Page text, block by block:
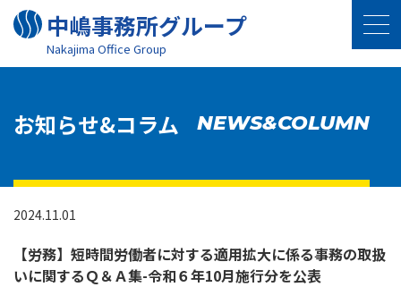
中嶋事務所グループ
Nakajima Oﬃce Group
お知らせ&コラム NEWS&COLUMN
2024.11.01
【労務】短時間労働者に対する適用拡大に係る事務の取扱
いに関するＱ＆Ａ集-令和６年10月施行分を公表